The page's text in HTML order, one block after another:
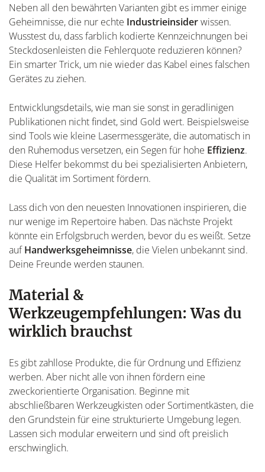
Neben all den bewährten Varianten gibt es immer einige
Geheimnisse, die nur echte Industrieinsiderwissen.
Wusstest du, dass farblich kodierte Kennzeichnungen bei
Steckdosenleisten die Fehlerquote reduzieren können?
Ein smarter Trick, um nie wieder das Kabel eines falschen
Gerätes zu ziehen.
Entwicklungsdetails, wie man sie sonst in geradlinigen
Publikationen nicht findet, sind Gold wert. Beispielsweise
sind Tools wie kleine Lasermessgeräte, die automatisch in
den Ruhemodus versetzen, ein Segen für hohe Effizienz.
Diese Helfer bekommst du bei spezialisierten Anbietern,
die Qualität im Sortiment fördern.
Lass dich von den neuesten Innovationen inspirieren, die
nur wenige im Repertoire haben. Das nächste Projekt
könnte ein Erfolgsbruch werden, bevor du es weißt. Setze
aufHandwerksgeheimnisse, die Vielen unbekannt sind.
Deine Freunde werden staunen.
Material &
Werkzeugempfehlungen: Was du
wirklich brauchst
Es gibt zahllose Produkte, die für Ordnung und Effizienz
werben. Aber nicht alle von ihnen fördern eine
zweckorientierte Organisation. Beginne mit
abschließbaren Werkzeugkisten oder Sortimentkästen, die
den Grundstein für eine strukturierte Umgebung legen.
Lassen sich modular erweitern und sind oft preislich
erschwinglich.